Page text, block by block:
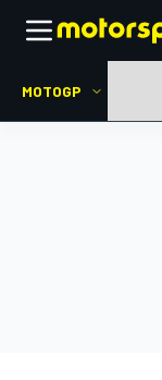
MOTOGP